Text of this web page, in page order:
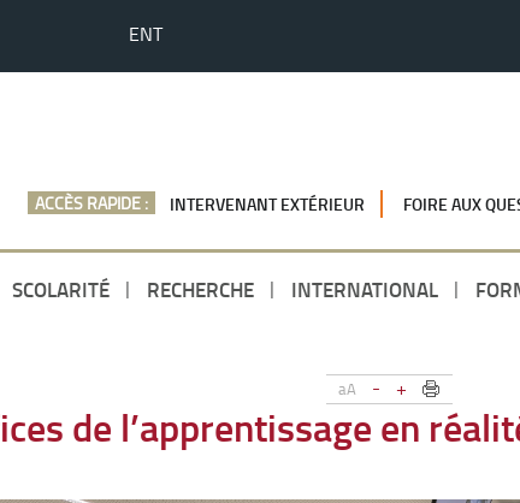
ENT
ACCÈS RAPIDE : INTERVENANT EXTÉRIEUR FOIRE AUX
SCOLARITÉ RECHERCHE INTERNATIONAL
aA - +
de l’apprentissage en